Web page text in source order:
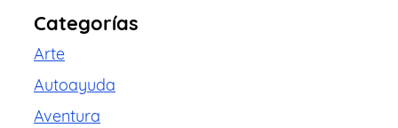
Categorías
Arte
Autoayuda
Aventura